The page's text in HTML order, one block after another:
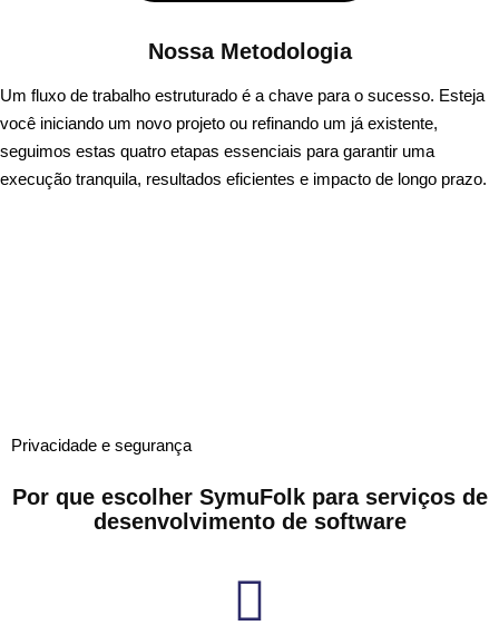
Nossa Metodologia
Um fluxo de trabalho estruturado é a chave para o sucesso. Esteja
você iniciando um novo projeto ou refinando um já existente,
seguimos estas quatro etapas essenciais para garantir uma
execução tranquila, resultados eficientes e impacto de longo prazo.
Privacidade e segurança
Por que escolher SymuFolk para serviços de
desenvolvimento de software